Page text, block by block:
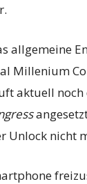
allgemeine
Millenium
aktuell
Unlock nicht